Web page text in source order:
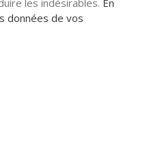
données de vos